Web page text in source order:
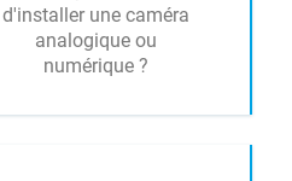
d'installer une caméra
analogique ou
numérique ?